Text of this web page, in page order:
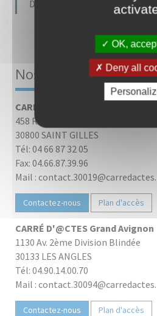
Dernière modification le 12/06/
Nos bureaux
CARRÉ D'@CTES Camargue
458 Rue du 19 mars 1962
30800 SAINT GILLES
Tél: 04 66 87 32 05
Fax: 04.66.87.39.96
Mail :
Contactez-nous Plan d'accès
CARRÉ D'@CTES Grand Avignon
1130 Av. 2ème Division Blindée
30133 LES ANGLES
Tél: 04.90.14.00.70
Mail :
Contactez-nous Plan d'accès
OK,
Deny all